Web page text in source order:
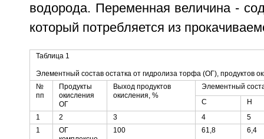
водорода. Переменная величина -
который потребляется из
Таблица 1
Элементный состав остатка от гидролиза торфа (ОГ), продуктов
№
пп
Продукты
окисления
ОГ
Выход продуктов
окисления, %
Элементный
С
Н
1
2 3 4
5
1
ОГ
100 61,8 6,4